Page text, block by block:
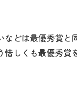
などは最優秀賞
しくも最優秀賞